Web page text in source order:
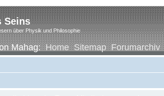
Seins
über Physik und Philosophie
Mahag:Home Sitemap Forumarchiv